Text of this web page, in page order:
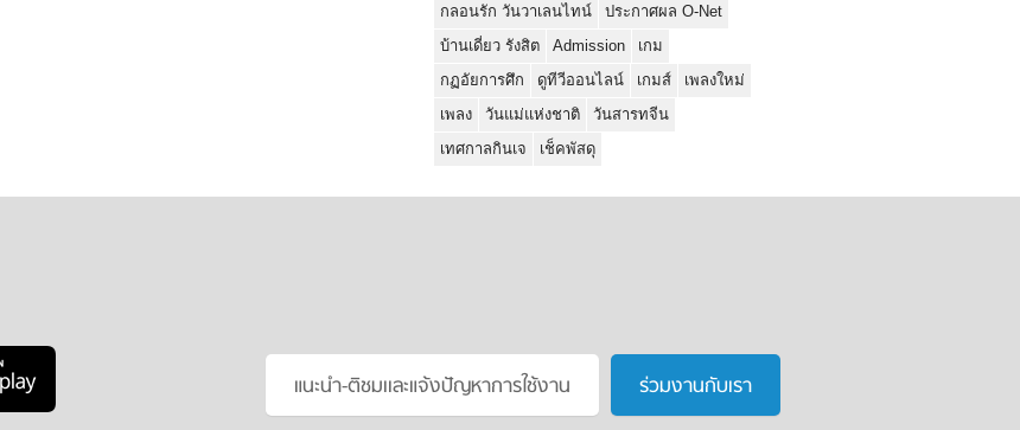
กลอนรัก วันวาเลนไทน์
ประกาศผล O-Net
บ้านเดี่ยว รังสิต
Admission
เกม
กฏอัยการศึก
ดูทีวีออนไลน์ เกมส์
เพลงใหม่
เพลง
วันแม่แห่งชาติ
วันสารทจีน
เทศกาลกินเจ
เช็คพัสดุ
แนะนำ-ติชมเเละแจ้งปัญหาการใช้งาน ร่วมงานกับเรา